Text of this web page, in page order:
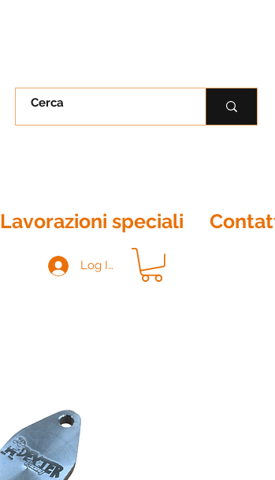
Lavorazioni speciali
Log In